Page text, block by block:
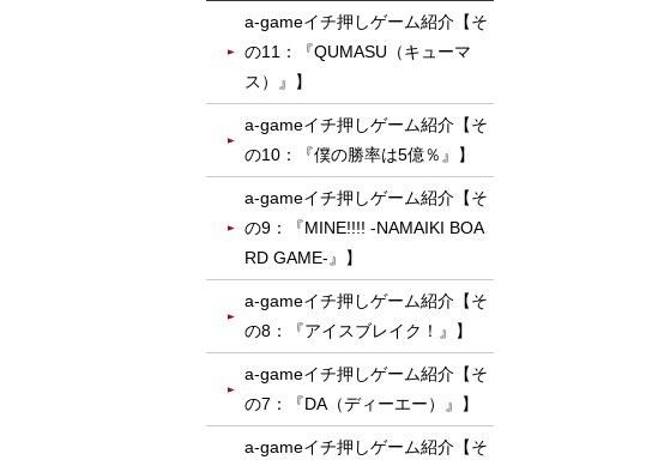
a-gameイチ押しゲーム紹介【そ
の11：『QUMASU（キューマ
ス）』】
a-gameイチ押しゲーム紹介【そ
の10：『僕の勝率は5億％』】
a-gameイチ押しゲーム紹介【そ
の9：『MINE!!!! -NAMAIKI BOA
RD GAME-』】
a-gameイチ押しゲーム紹介【そ
の8：『アイスブレイク！』】
a-gameイチ押しゲーム紹介【そ
の7：『DA（ディーエー）』】
a-gameイチ押しゲーム紹介【そ